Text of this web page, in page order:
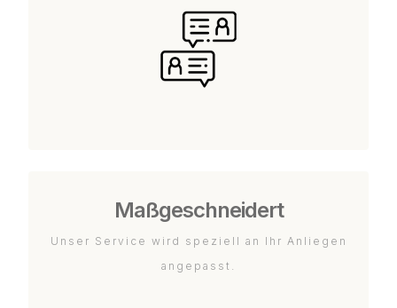
Maßgeschneidert
Unser Service wird speziell an Ihr Anliegen
angepasst.